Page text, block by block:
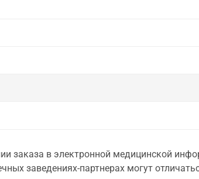
заказа в электронной медицинской
заведениях-партнерах могут